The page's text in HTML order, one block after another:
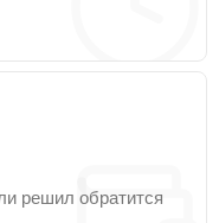
решил обратится